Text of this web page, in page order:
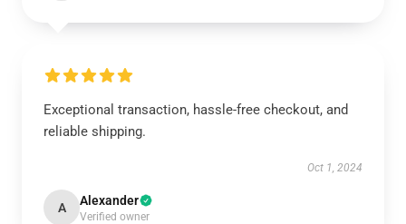
Exceptional transaction, hassle-free checkout, and
reliable shipping.
Oct 1, 2024
A Alexander
Verified owner